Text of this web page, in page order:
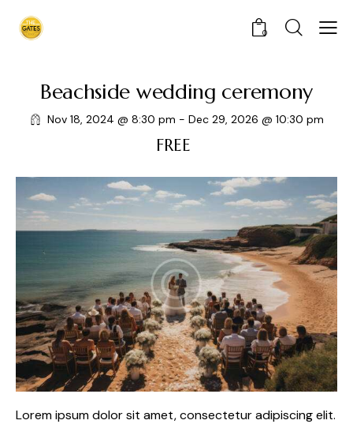
0
Beachside wedding ceremony
Nov 18, 2024 @ 8:30 pm - Dec 29, 2026 @ 10:30 pm
FREE
Lorem ipsum dolor sit amet, consectetur adipiscing elit.